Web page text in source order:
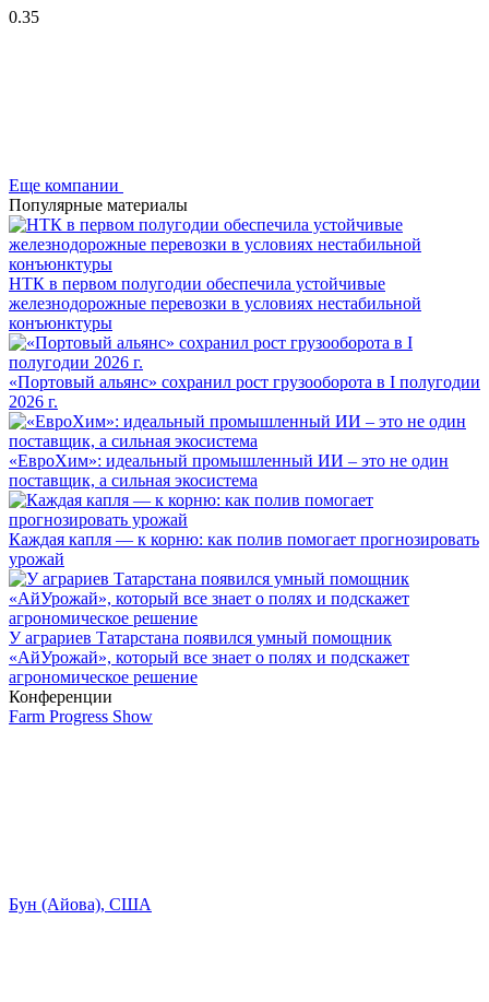
0.35
Еще компании
Популярные материалы
НТК в первом полугодии обеспечила устойчивые
железнодорожные перевозки в условиях нестабильной
конъюнктуры
«Портовый альянс» сохранил рост грузооборота в I полугодии
2026 г.
«ЕвроХим»: идеальный промышленный ИИ – это не один
поставщик, а сильная экосистема
Каждая капля — к корню: как полив помогает прогнозировать
урожай
У аграриев Татарстана появился умный помощник
«АйУрожай», который все знает о полях и подскажет
агрономическое решение
Конференции
Farm Progress Show
Бун (Айова), США